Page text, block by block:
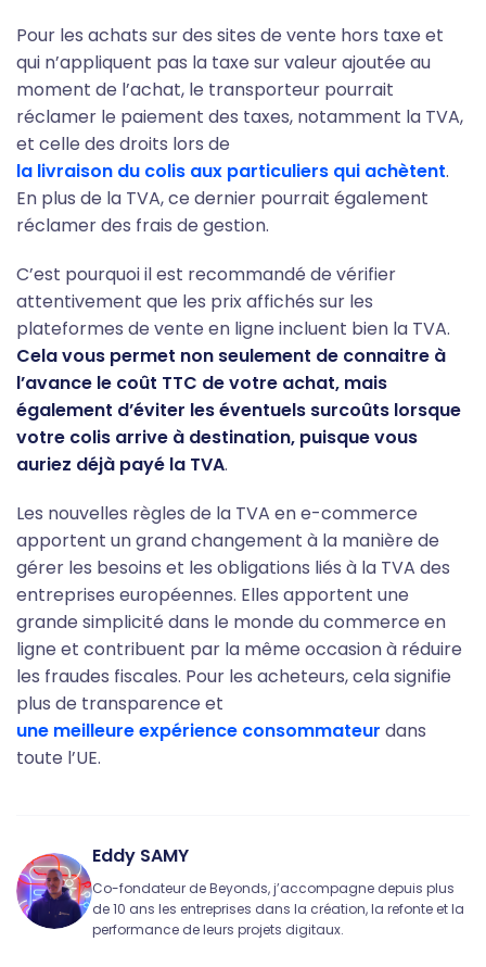
Pour les achats sur des sites de vente hors taxe et
qui n’appliquent pas la taxe sur valeur ajoutée au
moment de l’achat, le transporteur pourrait
réclamer le paiement des taxes, notamment la TVA,
et celle des droits lors de
la livraison du colis aux particuliers qui achètent.
En plus de la TVA, ce dernier pourrait également
réclamer des frais de gestion.
C’est pourquoi il est recommandé de vérifier
attentivement que les prix affichés sur les
plateformes de vente en ligne incluent bien la TVA.
Cela vous permet non seulement de connaitre à
l’avance le coût TTC de votre achat, mais
également d’éviter les éventuels surcoûts lorsque
votre colis arrive à destination, puisque vous
auriez déjà payé la TVA.
Les nouvelles règles de la TVA en e-commerce
apportent un grand changement à la manière de
gérer les besoins et les obligations liés à la TVA des
entreprises européennes. Elles apportent une
grande simplicité dans le monde du commerce en
ligne et contribuent par la même occasion à réduire
les fraudes fiscales. Pour les acheteurs, cela signifie
plus de transparence et
une meilleure expérience consommateur dans
toute l’UE.
Eddy SAMY
Co-fondateur de Beyonds, j’accompagne depuis plus
de 10 ans les entreprises dans la création, la refonte et la
performance de leurs projets digitaux.